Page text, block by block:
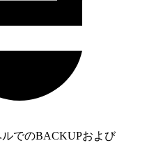
ルでのBACKUPおよび